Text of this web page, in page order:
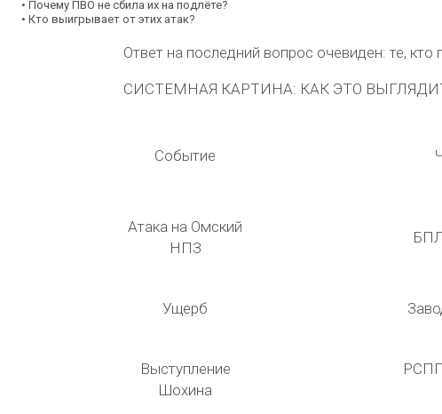
• Почему ПВО не сбила их на подлёте?
• Кто выигрывает от этих атак?
Ответ на последний вопрос очевиден: те, кто
СИСТЕМНАЯ КАРТИНА: КАК ЭТО
Событие
Атака на Омский
НПЗ
Ущерб
Выступление
Шохина